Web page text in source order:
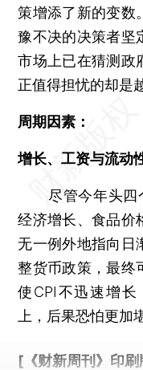
策增添了新的变数
豫不决的决策者坚
市场上已在猜测政
正值得担忧的却是
周期因素：
增长、工资与流动
尽管今年头四个
经济增长、食品价
无一例外地指向日
整货币政策，最终
使CPI不迅速增
上，后果恐怕更加
[《财新周刊》印刷